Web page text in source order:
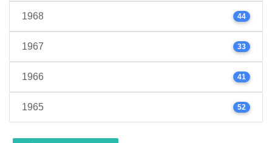
1968 44
1967 33
1966 41
1965 52